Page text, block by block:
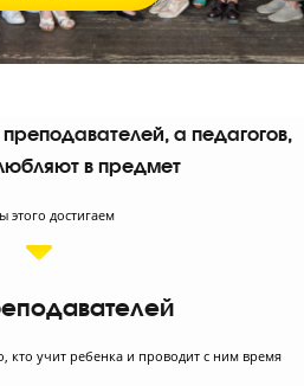
КАК ПОМОЧЬ РЕБЕНКУ СДАТЬ
ЕГЭ НА 80+
преподавателей, а
влюбляют в предмет
мы этого достигаем